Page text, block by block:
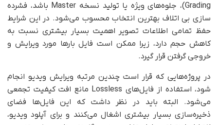
Grading)، جلوه‌های ویژه یا تولید نسخه Master باشد، فشرده
سازی بی اتلاف بهترین انتخاب محسوب می‌شود. در این شرایط
حفظ تمامی اطلاعات تصویر اهمیت بسیار بیشتری نسبت به
کاهش حجم دارد، زیرا ممکن است فایل بارها مورد ویرایش و
خروجی گرفتن قرار گیرد.
در پروژه‌هایی که قرار است چندین مرتبه ویرایش ویدیو انجام
شود، استفاده از فایل‌های Lossless مانع افت کیفیت تجمعی
می‌شود. البته باید در نظر داشت که این فایل‌ها فضای
ذخیره‌سازی بسیار بیشتری اشغال می‌کنند و برای آپلود ویدیو،